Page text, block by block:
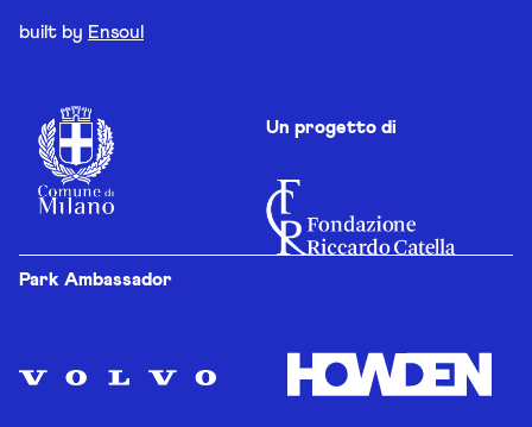
built by Ensoul
Un progetto di
Park Ambassador